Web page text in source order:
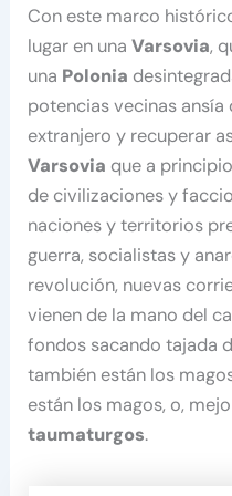
Con este marco
lugar en unaVarsovia,
una Polonia
potencias vecinas ansía
extranjero y recuperar
Varsovia que a
de civilizaciones y
naciones y territorios
guerra, socialistas y
revolución, nuevas
vienen de la mano del
fondos sacando tajada
también están los
están los magos, o,
taumaturgos.